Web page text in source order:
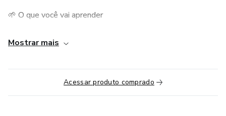
🌱 O que você vai aprender
* Conhecer os materiais básicos de costura
Mostrar mais
Acessar produto comprado